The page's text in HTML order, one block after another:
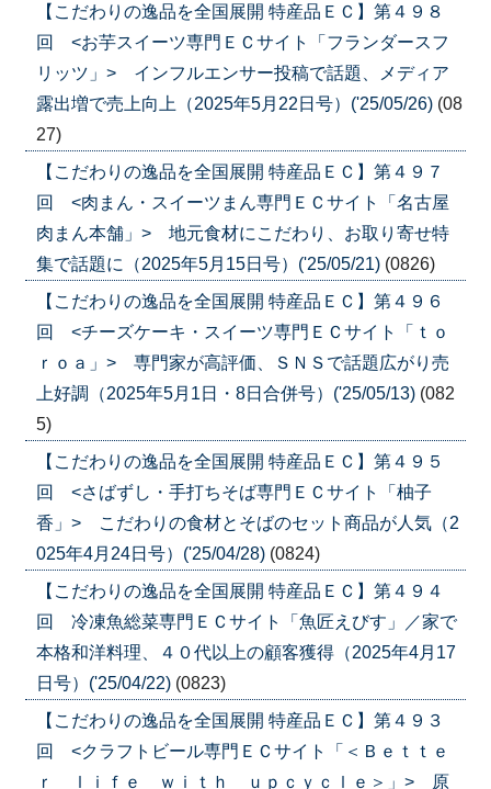
【こだわりの逸品を全国展開 特産品ＥＣ】第４９８
回 <お芋スイーツ専門ＥＣサイト「フランダースフ
リッツ」> インフルエンサー投稿で話題、メディア
露出増で売上向上（2025年5月22日号）('25/05/26) (08
27)
【こだわりの逸品を全国展開 特産品ＥＣ】第４９７
回 <肉まん・スイーツまん専門ＥＣサイト「名古屋
肉まん本舗」> 地元食材にこだわり、お取り寄せ特
集で話題に（2025年5月15日号）('25/05/21) (0826)
【こだわりの逸品を全国展開 特産品ＥＣ】第４９６
回 <チーズケーキ・スイーツ専門ＥＣサイト「ｔｏ
ｒｏａ」> 専門家が高評価、ＳＮＳで話題広がり売
上好調（2025年5月1日・8日合併号）('25/05/13) (082
5)
【こだわりの逸品を全国展開 特産品ＥＣ】第４９５
回 <さばずし・手打ちそば専門ＥＣサイト「柚子
香」> こだわりの食材とそばのセット商品が人気（2
025年4月24日号）('25/04/28) (0824)
【こだわりの逸品を全国展開 特産品ＥＣ】第４９４
回 冷凍魚総菜専門ＥＣサイト「魚匠えびす」／家で
本格和洋料理、４０代以上の顧客獲得（2025年4月17
日号）('25/04/22) (0823)
【こだわりの逸品を全国展開 特産品ＥＣ】第４９３
回 <クラフトビール専門ＥＣサイト「＜Ｂｅｔｔｅ
ｒ ｌｉｆｅ ｗｉｔｈ ｕｐｃｙｃｌｅ＞」> 原